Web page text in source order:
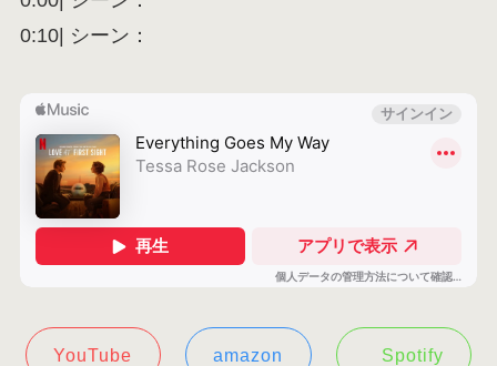
0:10| シーン：
YouTube amazon Spotify